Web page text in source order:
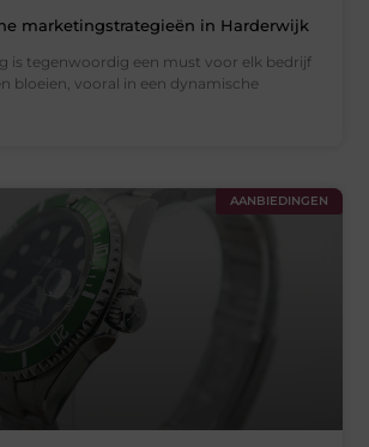
marketingstrategieën in Harderwijk
is tegenwoordig een must voor elk bedrijf
bloeien, vooral in een dynamische
AANBIEDINGEN